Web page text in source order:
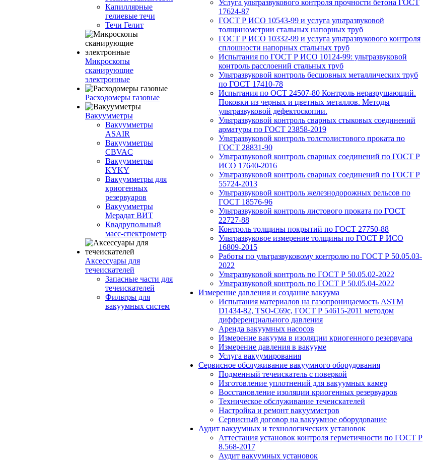
Капиллярные
гелиевые течи
Течи Гелит
Микроскопы
сканирующие
электронные
Расходомеры газовые
Вакуумметры
Вакуумметры
ASAIR
Вакуумметры
CBVAC
Вакуумметры
KYKY
Вакуумметры для
криогенных
резервуаров
Вакуумметры
Мерадат ВИТ
Квадрупольный
масс-спектрометр
Аксессуары для
течеискателей
Запасные части для
течеискателей
Фильтры для
вакуумных систем
Услуга ультразвукового контроля прочности бетона ГОСТ
17624-87
ГОСТ Р ИСО 10543-99 и услуга ультразвуковой
толщинометрии стальных напорных труб
ГОСТ Р ИСО 10332-99 и услуга ультразвукового контроля
сплошности напорных стальных труб
Испытания по ГОСТ Р ИСО 10124-99: ультразвуковой
контроль расслоений стальных труб
Ультразвуковой контроль бесшовных металлических труб
по ГОСТ 17410-78
Испытания по ОСТ 24507-80 Контроль неразрушающий.
Поковки из черных и цветных металлов. Методы
ультразвуковой дефектоскопии.
Ультразвуковой контроль сварных стыковых соединений
арматуры по ГОСТ 23858-2019
Ультразвуковой контроль толстолистового проката по
ГОСТ 28831-90
Ультразвуковой контроль сварных соединений по ГОСТ Р
ИСО 17640-2016
Ультразвуковой контроль сварных соединений по ГОСТ Р
55724-2013
Ультразвуковой контроль железнодорожных рельсов по
ГОСТ 18576-96
Ультразвуковой контроль листового проката по ГОСТ
22727-88
Контроль толщины покрытий по ГОСТ 27750-88
Ультразвуковое измерение толщины по ГОСТ Р ИСО
16809-2015
Работы по ультразвуковому контролю по ГОСТ Р 50.05.03-
2022
Ультразвуковой контроль по ГОСТ Р 50.05.02-2022
Ультразвуковой контроль по ГОСТ Р 50.05.04-2022
Измерение давления и создание вакуума
Испытания материалов на газопроницаемость ASTM
D1434-82, TSO-C69c, ГОСТ Р 54615-2011 методом
дифференциального давления
Аренда вакуумных насосов
Измерение вакуума в изоляции криогенного резервуара
Измерение давления в вакууме
Услуга вакуумирования
Сервисное обслуживание вакуумного оборудования
Подменный течеискатель с поверкой
Изготовление уплотнений для вакуумных камер
Восстановление изоляции криогенных резервуаров
Техническое обслуживание течеискателей
Настройка и ремонт вакуумметров
Сервисный договор на вакуумное оборудование
Аудит вакуумных и технологических установок
Аттестация установок контроля герметичности по ГОСТ Р
8.568-2017
Аудит вакуумных установок